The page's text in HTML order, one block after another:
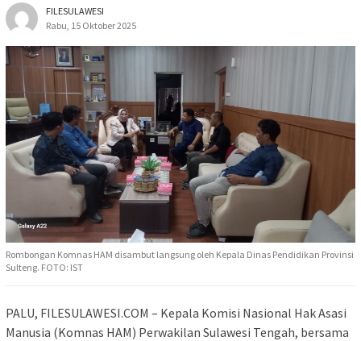
FILESULAWESI
Rabu, 15 Oktober 2025
Rombongan Komnas HAM disambut langsung oleh Kepala Dinas Pendidikan Provinsi
Sulteng. FOTO: IST
PALU, FILESULAWESI.COM – Kepala Komisi Nasional Hak Asasi
Manusia (Komnas HAM) Perwakilan Sulawesi Tengah, bersama